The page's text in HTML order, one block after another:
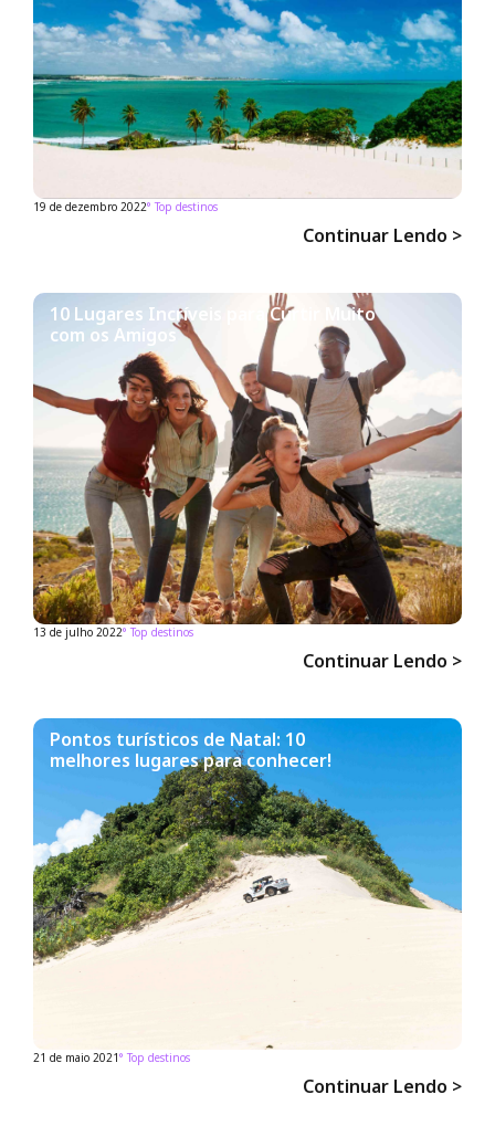
19 de dezembro 2022° Top destinos
Continuar Lendo >
10 Lugares Incríveis para Curtir Muito
com os Amigos
13 de julho 2022° Top destinos
Continuar Lendo >
Pontos turísticos de Natal: 10
melhores lugares para conhecer!
21 de maio 2021° Top destinos
Continuar Lendo >